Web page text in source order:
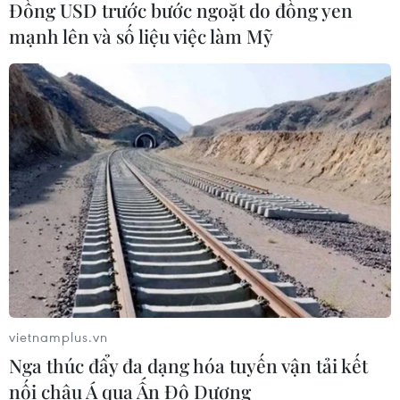
Cơ bản mới của Vatican
03/08/2026 05:32
Tòa án Nga lần đầu phán quyết về
bản quyền đối với sản phẩm do AI tạo
ra
03/08/2026 04:28
Xem thêm
CƠ QUAN CHỦ QUẢN: THÔNG TẤN XÃ VIỆT NAM
Đồng USD trước bước ngoặt do đồng yen
mạnh lên và số liệu việc làm Mỹ
vietnamplus.vn
Nga thúc đẩy đa dạng hóa tuyến vận tải kết
nối châu Á qua Ấn Độ Dương